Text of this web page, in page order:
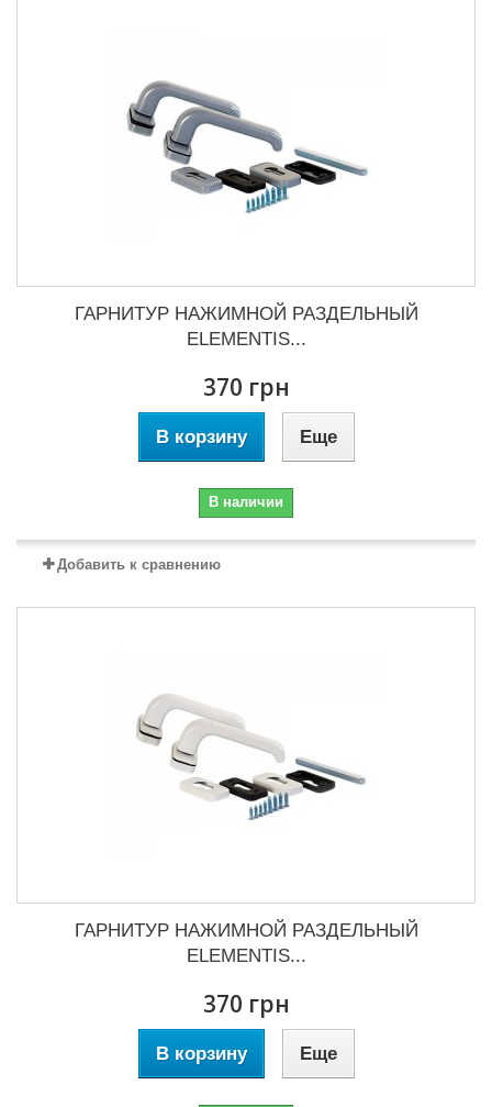
ГАРНИТУР НАЖИМНОЙ РАЗДЕЛЬНЫЙ
ELEMENTIS...
370 грн
В корзину Еще
В наличии
Добавить к сравнению
ГАРНИТУР НАЖИМНОЙ РАЗДЕЛЬНЫЙ
ELEMENTIS...
370 грн
В корзину Еще